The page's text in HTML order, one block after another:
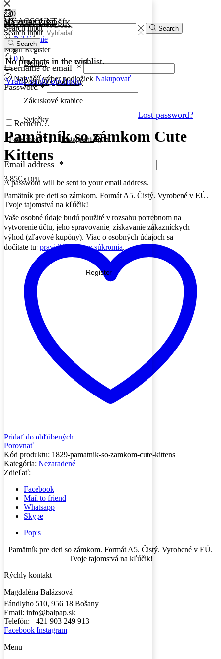
Search input Search
Prihlásenie
MY ACCOUNT
LoginRegister
Username or email *
Password*
Lost password?
Remember Me
Log in
Email address *
A password will be sent to your email address.
Vaše osobné údaje budú použité v rozsahu potrebnom na
vytvorenie účtu, jeho spravovanie, získavanie zákazníckych
výhod (zľavové kupóny). Viac o osobných údajoch sa
dočítate tu: pravidlá ochrany súkromia.
Register
0
0
MY WISHLIST
No products in the wishlist.
00
0
NÁKUPNÝ KOŠÍK
No products in the cart.
Vrátiť sa do obchodu
Search input
Search
Domov
Podložky pod torty
Zákuskové krabice
Sviečky
Facebook Instagram
Najväčší výber podložiek Nakupovať
Pamätník so zámkom Cute
Kittens
3.85€ s DPH
Pamätník pre deti so zámkom. Formát A5. Čistý. Vyrobené v EÚ.
Tvoje tajomstvá na kľúčik!
Pridať do obľúbených
Porovnať
Kód produktu: 1829-pamatnik-so-zamkom-cute-kittens
Kategória: Nezaradené
Zdieľať:
Facebook
Mail to friend
Whatsapp
Skype
Popis
Pamätník pre deti so zámkom. Formát A5. Čistý. Vyrobené v EÚ.
Tvoje tajomstvá na kľúčik!
Rýchly kontakt
Magdaléna Balázsová
Fándlyho 510, 956 18 Bošany
Email: info@balpap.sk
Telefón: +421 903 249 913
Facebook Instagram
Menu